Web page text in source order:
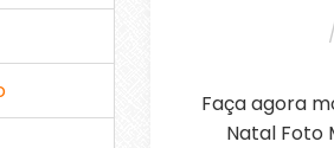
Faça agora
Natal Foto